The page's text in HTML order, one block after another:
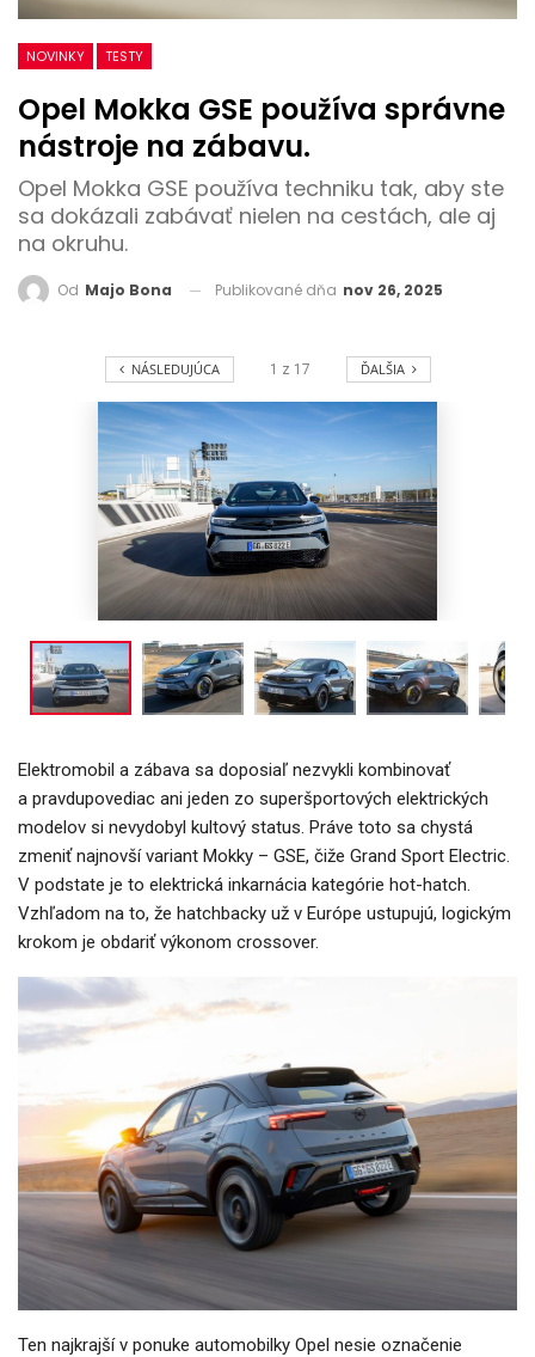
NOVINKY TESTY
Opel Mokka GSE používa správne
nástroje na zábavu.
Opel Mokka GSE používa techniku tak, aby ste
sa dokázali zabávať nielen na cestách, ale aj
na okruhu.
Od Majo Bona Publikované dňa nov 26, 2025
NÁSLEDUJÚCA 1 z 17 ĎALŠIA
Elektromobil a zábava sa doposiaľ nezvykli kombinovať
a pravdupovediac ani jeden zo superšportových elektrických
modelov si nevydobyl kultový status. Práve toto sa chystá
zmeniť najnovší variant Mokky – GSE, čiže Grand Sport Electric.
V podstate je to elektrická inkarnácia kategórie hot-hatch.
Vzhľadom na to, že hatchbacky už v Európe ustupujú, logickým
krokom je obdariť výkonom crossover.
Ten najkrajší v ponuke automobilky Opel nesie označenie